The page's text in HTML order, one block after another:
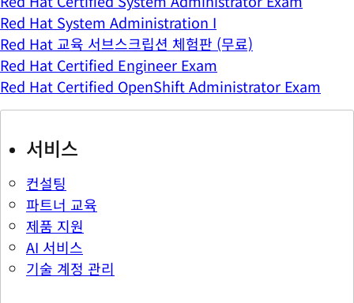
Red Hat System Administration I
Red Hat 교육 서브스크립션 체험판 (무료)
Red Hat Certified Engineer Exam
Red Hat Certified OpenShift Administrator Exam
서비스
컨설팅
파트너 교육
제품 지원
AI 서비스
기술 계정 관리